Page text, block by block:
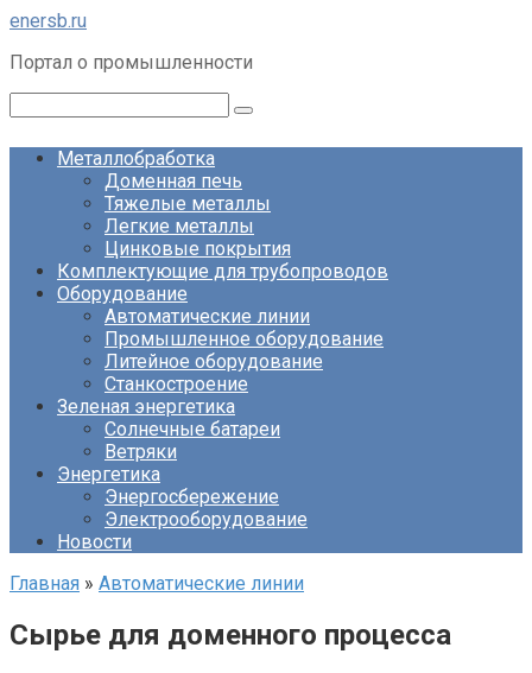
Перейти
контенту
enersb.ru
Портал о промышленности
Металлобработка
Доменная печь
Тяжелые металлы
Легкие металлы
Цинковые покрытия
Комплектующие для трубопроводов
Оборудование
Автоматические линии
Промышленное оборудование
Литейное оборудование
Станкостроение
Зеленая энергетика
Солнечные батареи
Ветряки
Энергетика
Энергосбережение
Электрооборудование
Новости
Главная » Автоматические линии
Сырье для доменного процесса